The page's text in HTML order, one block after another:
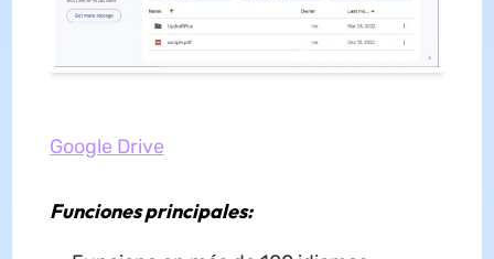
Google Drive
Funciones principales: